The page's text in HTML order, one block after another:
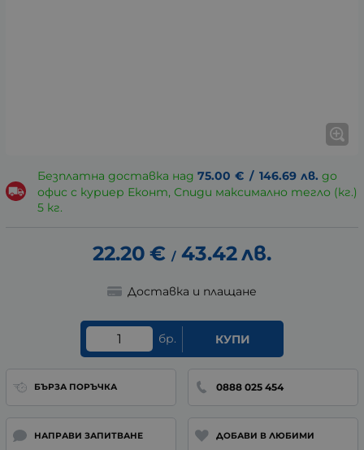
Безплатна доставка над 75.00 € / 146.69 лв. до
офис с куриер Еконт, Спиди максимално тегло (кг.)
5 кг.
22.20 € / 43.42лв.
Доставка и плащане
бр. КУПИ
БЪРЗА ПОРЪЧКА 0888 025 454
НАПРАВИ ЗАПИТВАНЕ ДОБАВИ В ЛЮБИМИ